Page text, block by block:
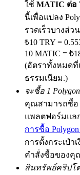
Exclusive for
Register &
Precious Metals
Trade Gold &
USDT New
ใช้ MATIC ต่อ
นี้เพื่อแปลง
รวดเร็วบางส่ว
₺10 TRY =
10 MATIC =
(อัตราทั้งหมด
ธรรมเนียม.)
จะซื้อ 1
คุณสามารถซื้อ
แพลตฟอร์มแล
การซื้อ
การตั้งกระเป๋
คำสั่งซื้อของคุ
สินทรัพย์คริปโ